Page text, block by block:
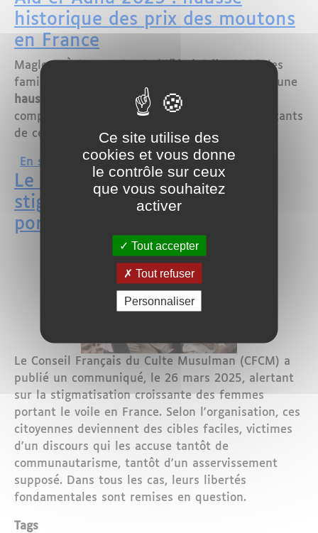
historique des prix des moutons
en France
Maglor - À l’approche de
, les
familles musulmanes en France se heurtent à une
hausse sans précédent du prix des moutons
compromettant l’un des rituels les plus importants
de cette fête religieuse.
En savoir plussur Aid el-Adha 2025 : hausse
Le CFCM dénonce la
stigmatisation des femmes
portant le voile
Le Conseil Français du Culte Musulman (CFCM) a
publié un communiqué, le 26 mars 2025, alertant
sur la stigmatisation croissante des femmes
portant le voile en France. Selon l'organisation, ces
citoyennes deviennent des cibles faciles, victimes
d'un discours qui les accuse tantôt de
communautarisme, tantôt d'un asservissement
supposé. Dans tous les cas, leurs libertés
fondamentales sont remises en question.
Tags
Ce site utilise des
cookies et vous donne
le contrôle sur ceux
que vous souhaitez
activer
Tout accepter
Tout refuser
Personnaliser